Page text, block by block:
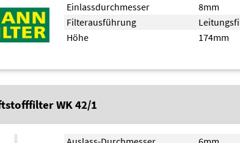
Einlassdurchmesser
8mm
Filterausführung
Höhe
174mm
WK 42/1